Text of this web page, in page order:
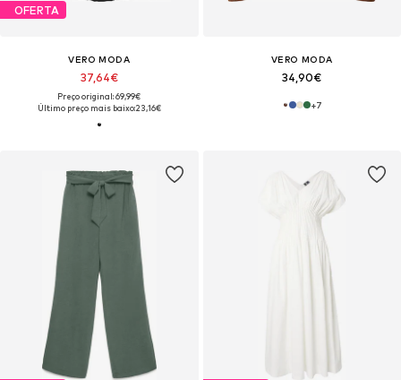
OFERTA
VERO MODA
37,64€
Preço original: 69,99€
Último preço mais baixo:23,16€
VERO MODA
34,90€
+7